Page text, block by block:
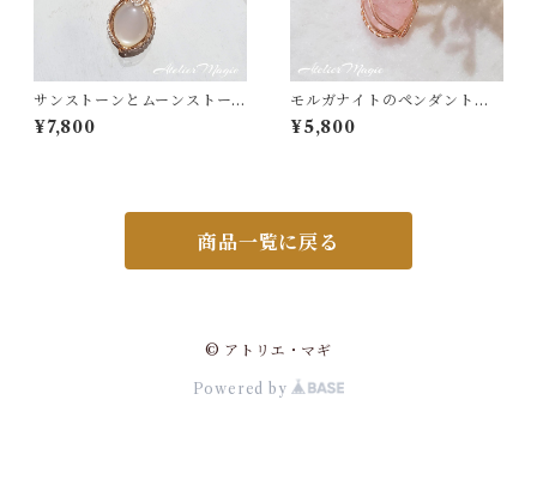
サンストーンとムーンストー
ンのペンダントトップ
¥7,800
モルガナイトのペンダントト
ップ（リバーシブル）
¥5,800
商品一覧に戻る
© アトリエ・マギ
Powered by